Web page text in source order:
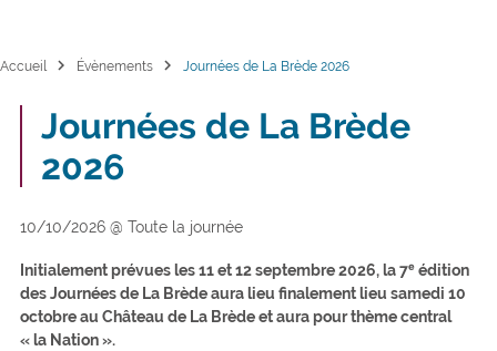
Accueil chevron_right Évènements chevron_right Journées de La Brède 2026
Journées de La Brède
2026
10/10/2026 @ Toute la journée
Initialement prévues les 11 et 12 septembre 2026, la 7ᵉ édition
des Journées de La Brède aura lieu finalement lieu samedi 10
octobre au Château de La Brède et aura pour thème central
« la Nation ».